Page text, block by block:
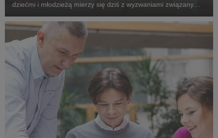
dziećmi i młodzieżą mierzy się dziś z wyzwaniami związanymi
Rosnąca liczba kryzysów emocjonalnych sprawia, że sp...